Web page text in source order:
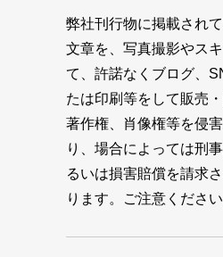
弊社刊行物に掲載され
文章を、写真撮影やス
て、許諾なくブログ、
たは印刷等をして販売
著作権、肖像権等を侵
り、場合によっては刑
るいは損害賠償を請求
ります。ご注意ください